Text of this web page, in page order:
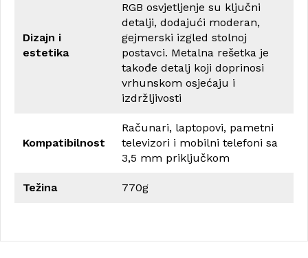
Dizajn i
estetika
RGB osvjetljenje su ključni
detalji, dodajući moderan,
gejmerski izgled stolnoj
postavci. Metalna rešetka je
takođe detalj koji doprinosi
vrhunskom osjećaju i
izdržljivosti
Kompatibilnost
Računari, laptopovi, pametni
televizori i mobilni telefoni sa
3,5 mm priključkom
Težina 770g